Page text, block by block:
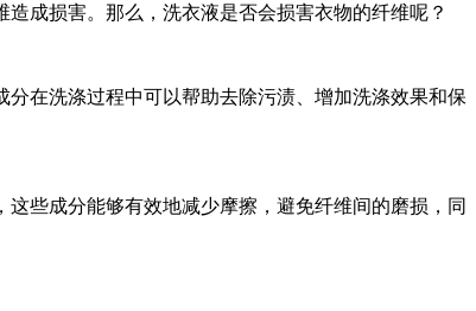
成损害。那么，洗衣液是否会损害衣物的纤维呢？
在洗涤过程中可以帮助去除污渍、增加洗涤效果和保
些成分能够有效地减少摩擦，避免纤维间的磨损，同